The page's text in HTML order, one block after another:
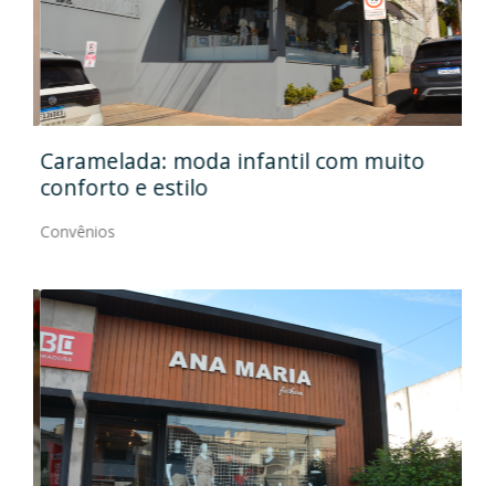
Caramelada: moda infantil com muito
conforto e estilo
Convênios